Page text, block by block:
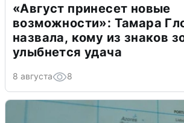
«Август принесет новые
возможности»: Тамара
назвала, кому из знаков
улыбнется удача
8 августа 8